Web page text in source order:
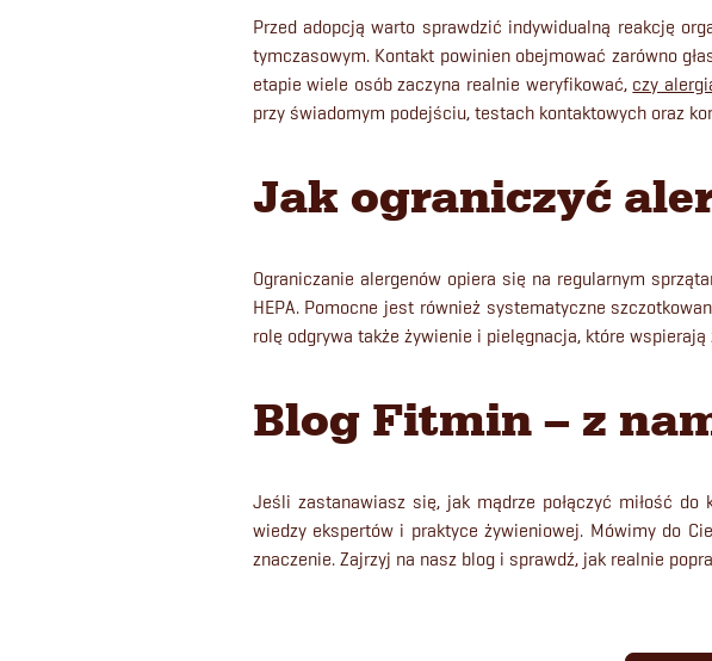
Przed adopcją warto sprawdzić indywidualną reakcję
tymczasowym. Kontakt powinien obejmować zarówno
etapie wiele osób zaczyna realnie weryfikować, czy
przy świadomym podejściu, testach kontaktowych oraz
Jak ograniczyć
Ograniczanie alergenów opiera się na regularnym
HEPA. Pomocne jest również systematyczne
rolę odgrywa także żywienie i pielęgnacja, które
Blog Fitmin – z
Jeśli zastanawiasz się, jak mądrze połączyć miłość
wiedzy ekspertów i praktyce żywieniowej. Mówimy do
znaczenie. Zajrzyj na nasz blog i sprawdź, jak realnie